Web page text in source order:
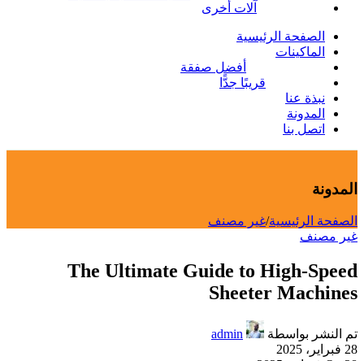
آلات أخرى
الصفحة الرئيسية
الماكينات
أفضل صفقة
قريبًا جدًّا
نبذة عنا
المدونة
اتصل بنا
المدونة
الصفحة الرئيسية/غير مصنف
غير مصنف
The Ultimate Guide to High-Speed
Sheeter Machines
تم النشر بواسطة
admin
28 فبراير، 2025